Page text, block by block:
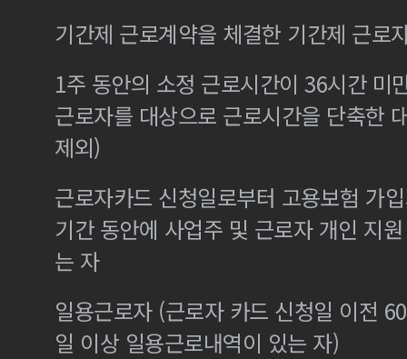
기간제 근로계약을 체결한 기간제 근로
1주 동안의 소정 근로시간이 36시간 미
근로자를 대상으로 근로시간을 단축한
제외)
근로자카드 신청일로부터 고용보험 가
기간 동안에 사업주 및 근로자 개인 지
는 자
일용근로자 (근로자 카드 신청일 이전
일 이상 일용근로내역이 있는 자)